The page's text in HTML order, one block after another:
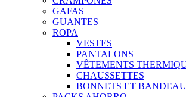
GAFAS
GUANTES
ROPA
VESTES
PANTALONS
VÊTEMENTS
CHAUSSETTES
BONNETS ET